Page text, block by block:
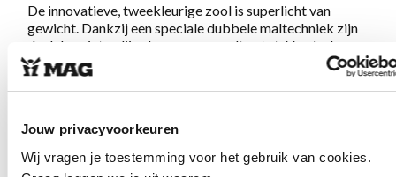
Jouw privacyvoorkeuren
Wij vragen je toestemming voor het gebruik van cookies.
De innovatieve, tweekleurige zool is superlicht van
gewicht. Dankzij een speciale dubbele maltechniek zijn
de delen niet gelijmd, maar versmolten tot één sterk
geheel. Met de perfecte mix van een zachte middenzool
en een stevige loopzool loop je hier zo op weg – precies
zoals je van échte MAGs gewend bent.
De pasvorm is normaal met iets meer ruimte voor de
voorvoet. Het voetbed is zacht met goede demping. We
adviseren je gebruikelijke maat aan te houden. Eenmaal